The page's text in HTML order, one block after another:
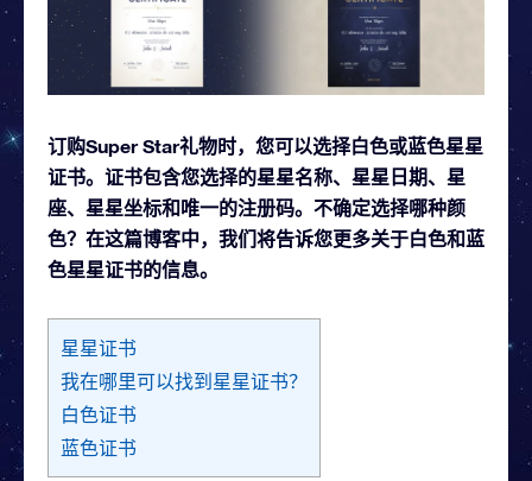
订购Super Star礼物时，您可以选择白色或蓝色星星
证书。证书包含您选择的星星名称、星星日期、星
座、星星坐标和唯一的注册码。不确定选择哪种颜
色？在这篇博客中，我们将告诉您更多关于白色和蓝
色星星证书的信息。
星星证书
我在哪里可以找到星星证书？
白色证书
蓝色证书